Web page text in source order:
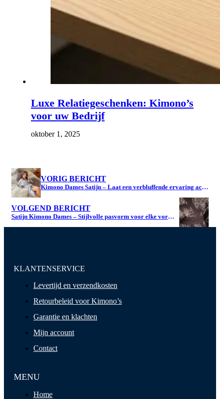
Luxe Relatiegeschenken: Kimono’s
voor uw Bedrijf
oktober 1, 2025
VORIG BERICHT
Kimono Dames Satijn – Laat een verbluffende ervaring achter bij een familiebijeenkomst
VOLGEND BERICHT
Satijn Kimono Dames – Stijlvolle pasvorm voor elke vorm en maat
KLANTENSERVICE
Levertijd en verzendkosten
Retourbeleid voor Kimono’s
Garantie en klachten
Mijn account
Contact
MENU
Home